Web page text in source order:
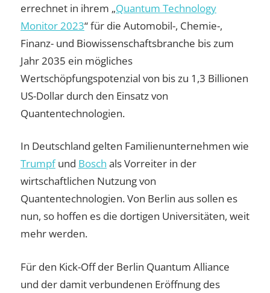
errechnet in ihrem „Quantum Technology
Monitor 2023“ für die Automobil-, Chemie-,
Finanz- und Biowissenschaftsbranche bis zum
Jahr 2035 ein mögliches
Wertschöpfungspotenzial von bis zu 1,3 Billionen
US-Dollar durch den Einsatz von
Quantentechnologien.
In Deutschland gelten Familienunternehmen wie
Trumpfund Bosch als Vorreiter in der
wirtschaftlichen Nutzung von
Quantentechnologien. Von Berlin aus sollen es
nun, so hoffen es die dortigen Universitäten, weit
mehr werden.
Für den Kick-Off der Berlin Quantum Alliance
und der damit verbundenen Eröffnung des